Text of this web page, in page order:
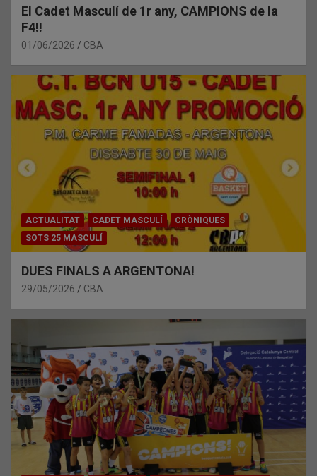
El Cadet Masculí de 1r any, CAMPIONS de la
F4!!
01/06/2026 CBA
ACTUALITAT CADET MASCULÍ
CRÒNIQUES
SOTS 25 MASCULÍ
DUES FINALS A ARGENTONA!
29/05/2026 CBA